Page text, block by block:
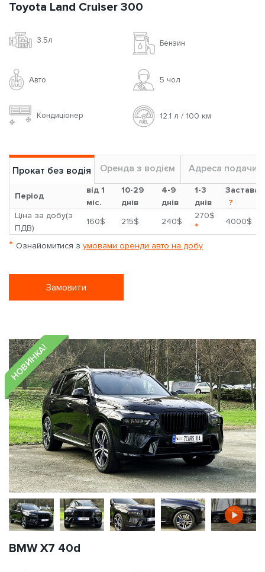
Toyota Land Cruiser 300
3.5л Бензин
Авто 5 чoл
Кондиціонер 12.1 л / 100 км
Прокат без водія Оренда з водієм Адреса подачи
Період
від 1
міс.
10-29
днів
4-9
днів
1-3
днів
Застава
?
Ціна за добу(з
ПДВ)
160$ 215$ 240$
270$
* 4000$
* Ознайомитися з умовами оренди авто на добу
Замовити
НОВИНКА!
BMW X7 40d